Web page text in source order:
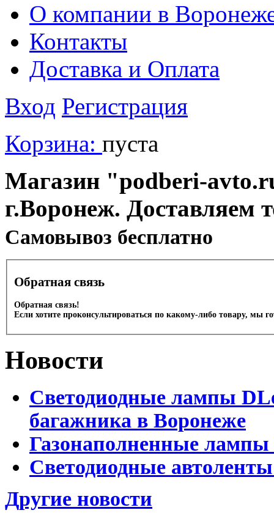
О компании в
Контакты
Доставка и Оплата
Вход Регистрация
Корзина: пуста
Магазин "podberi-
г.Воронеж. Доставляем
Cамовывоз бесплатно
Обратная связь
Обратная связь!
Если хотите проконсультироваться по какому-либо товару, мы
Новости
Светодиодные лампы
багажника в Воронеже
Газонаполненные
Светодиодные
Другие новости